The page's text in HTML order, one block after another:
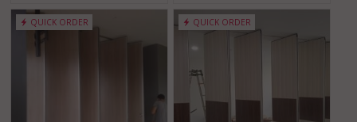
QUICK ORDER QUICK ORDER